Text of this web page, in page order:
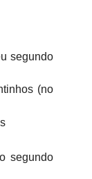
segundo
(no
segundo